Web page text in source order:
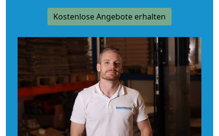
Kostenlose Angebote erhalten